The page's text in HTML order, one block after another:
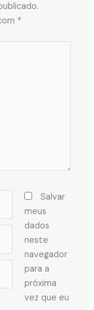
*
Salvar
meus
dados
neste
navegador
para a
próxima
vez que eu